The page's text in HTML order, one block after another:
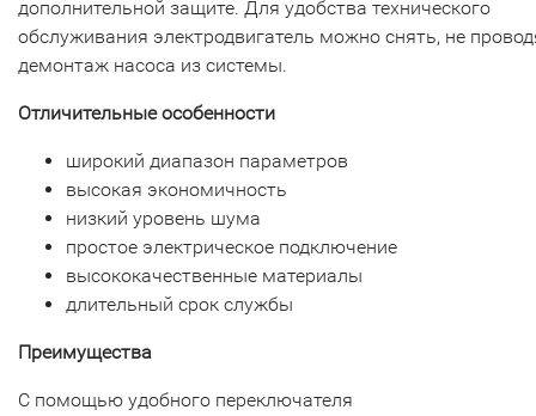
дополнительной защите. Для удобства технического
обслуживания электродвигатель можно снять, не
демонтаж насоса из системы.
Отличительные особенности
широкий диапазон параметров
высокая экономичность
низкий уровень шума
простое электрическое подключение
высококачественные материалы
длительный срок службы
Преимущества
С помощью удобного переключателя